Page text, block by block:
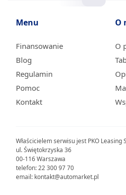
Właścicielem serwisu jest PKO Leasing
ul. Świętokrzyska 36
00-116 Warszawa
telefon: 22 300 97 70
email: kontakt@automarket.pl
Menu
Finansowanie
Blog
Regulamin
Pomoc
Kontakt
O
O